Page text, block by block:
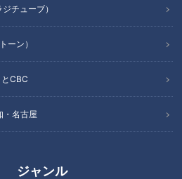
チューブ）
ーン）
CBC
・名古屋
ジャンル
因
その腰痛 原因は“首”かも！？